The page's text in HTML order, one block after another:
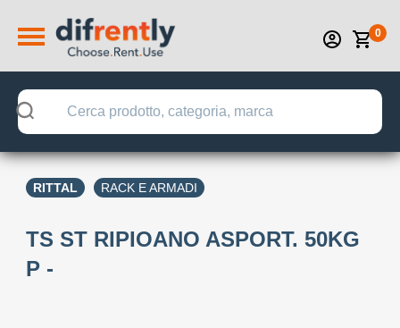
0
RITTAL RACK E ARMADI
TS ST RIPIOANO ASPORT. 50KG
P -